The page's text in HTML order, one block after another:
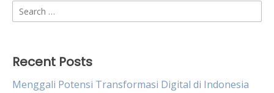
Search
for:
Recent Posts
Menggali Potensi Transformasi Digital di Indonesia